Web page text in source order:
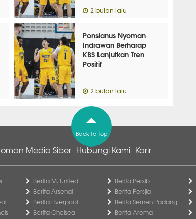
2 bulan lalu
Ponsianus Nyoman
Indrawan Berharap
KBS Lanjutkan Tren
Positif
2 bulan lalu
Back to top
Media Siber Hubungi Kami Karir
Berita M. United
Berita Arsenal
Berita Liverpool
Berita Chelsea
Berita Persib
Berita Persija
Berita Semen Padang
Berita Arema